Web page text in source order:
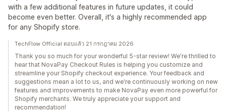
with a few additional features in future updates, it could
become even better. Overall, it's a highly recommended app
for any Shopify store.
TechFlow Official ตอบแล้ว 21 กรกฎาคม 2026
Thank you so much for your wonderful 5-star review! We're thrilled to
hear that NovaPay Checkout Rules is helping you customize and
streamline your Shopify checkout experience. Your feedback and
suggestions mean a lot to us, and we're continuously working on new
features and improvements to make NovaPay even more powerful for
Shopify merchants. We truly appreciate your support and
recommendation!